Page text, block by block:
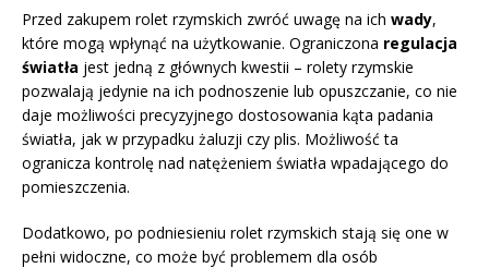
Przed zakupem rolet rzymskich zwróć uwagę na ich wady,
które mogą wpłynąć na użytkowanie. Ograniczona regulacja
światła jest jedną z głównych kwestii – rolety rzymskie
pozwalają jedynie na ich podnoszenie lub opuszczanie, co nie
daje możliwości precyzyjnego dostosowania kąta padania
światła, jak w przypadku żaluzji czy plis. Możliwość ta
ogranicza kontrolę nad natężeniem światła wpadającego do
pomieszczenia.
Dodatkowo, po podniesieniu rolet rzymskich stają się one w
pełni widoczne, co może być problemem dla osób